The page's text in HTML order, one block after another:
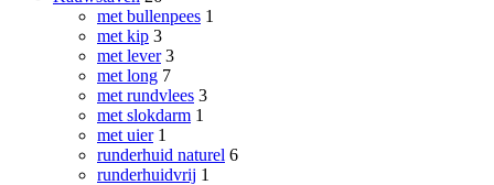
met bullenpees 1
met kip 3
met lever 3
met long 7
met rundvlees 3
met slokdarm 1
met uier 1
runderhuid naturel 6
runderhuidvrij 1